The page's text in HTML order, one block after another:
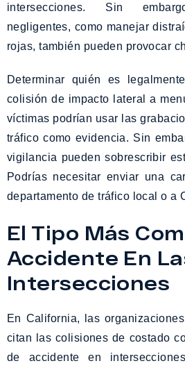
intersecciones. Sin
negligentes, como manejar
rojas, también pueden provocar
Determinar quién es
colisión de impacto lateral a
víctimas podrían usar las
tráfico como evidencia. Sin
vigilancia pueden sobrescribir
Podrías necesitar enviar una
departamento de tráfico local o a
El Tipo Más
Accidente En
Intersecciones
En California, las
citan las colisiones de costado
de accidente en